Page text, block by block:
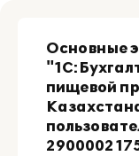
Партнерам
Онлайн-
Основные
"1С:
пищевой